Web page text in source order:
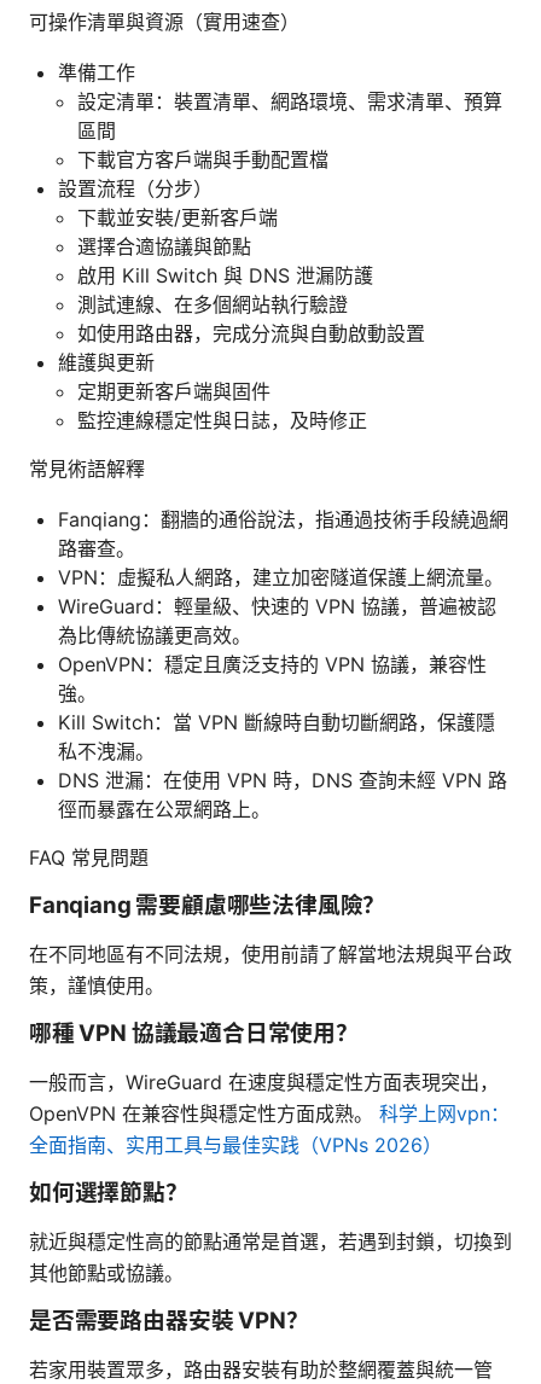
可操作清單與資源（實用速查）
準備工作
設定清單：裝置清單、網路環境、需求清單、預算
區間
下載官方客戶端與手動配置檔
設置流程（分步）
下載並安裝/更新客戶端
選擇合適協議與節點
啟用 Kill Switch 與 DNS 泄漏防護
測試連線、在多個網站執行驗證
如使用路由器，完成分流與自動啟動設置
維護與更新
定期更新客戶端與固件
監控連線穩定性與日誌，及時修正
常見術語解釋
Fanqiang：翻牆的通俗說法，指通過技術手段繞過網
路審查。
VPN：虛擬私人網路，建立加密隧道保護上網流量。
WireGuard：輕量級、快速的 VPN 協議，普遍被認
為比傳統協議更高效。
OpenVPN：穩定且廣泛支持的 VPN 協議，兼容性
強。
Kill Switch：當 VPN 斷線時自動切斷網路，保護隱
私不洩漏。
DNS 泄漏：在使用 VPN 時，DNS 查詢未經 VPN 路
徑而暴露在公眾網路上。
FAQ 常見問題
Fanqiang 需要顧慮哪些法律風險？
在不同地區有不同法規，使用前請了解當地法規與平台政
策，謹慎使用。
哪種 VPN 協議最適合日常使用？
一般而言，WireGuard 在速度與穩定性方面表現突出，
OpenVPN 在兼容性與穩定性方面成熟。 科学上网vpn：
全面指南、实用工具与最佳实践（VPNs 2026）
如何選擇節點？
就近與穩定性高的節點通常是首選，若遇到封鎖，切換到
其他節點或協議。
是否需要路由器安裝 VPN？
若家用裝置眾多，路由器安裝有助於整網覆蓋與統一管